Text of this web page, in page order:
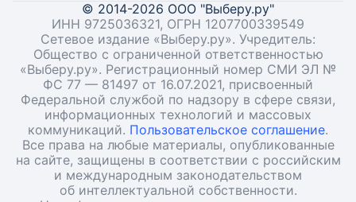
© 2014-2026 ООО "Выберу.ру"
ИНН 9725036321, ОГРН 1207700339549
Сетевое издание «Выберу.ру». Учредитель:
Общество с ограниченной ответственностью
«Выберу.ру». Регистрационный номер СМИ ЭЛ №
ФС 77 — 81497 от 16.07.2021, присвоенный
Федеральной службой по надзору в сфере связи,
информационных технологий и массовых
коммуникаций. Пользовательское соглашение.
Все права на любые материалы, опубликованные
на сайте, защищены в соответствии с российским
и международным законодательством
об интеллектуальной собственности.